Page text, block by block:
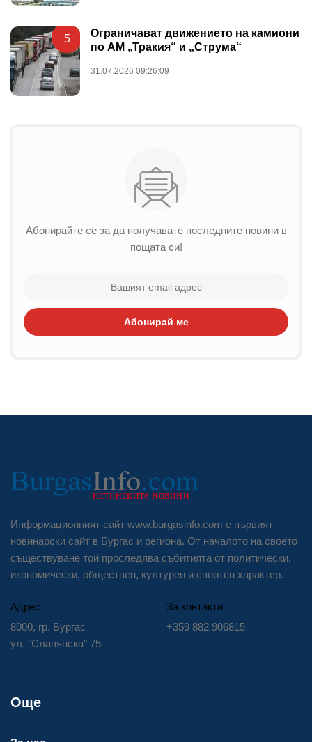
5
Ограничават движението на камиони
по АМ „Тракия“ и „Струма“
31.07.2026 09:26:09
Абонирайте се за да получавате последните новини в
пощата си!
Абонирай ме
Информационният сайт www.burgasinfo.com е първият
новинарски сайт в Бургас и региона. От началото на своето
съществуване той проследява събитията от политически,
икономически, обществен, културен и спортен характер.
Адрес
8000, гр. Бургас
ул. "Славянска" 75
За контакти
+359 882 906815
Още